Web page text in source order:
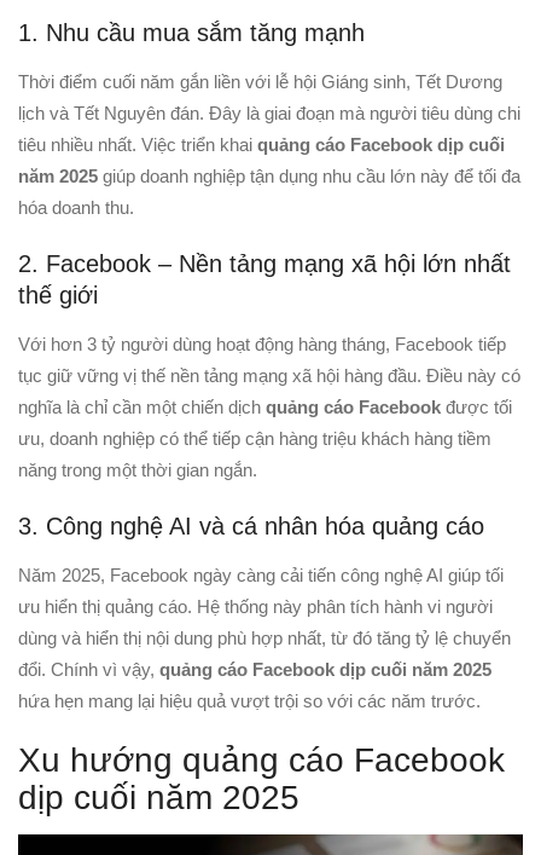
1. Nhu cầu mua sắm tăng mạnh
Thời điểm cuối năm gắn liền với lễ hội Giáng sinh, Tết Dương
lịch và Tết Nguyên đán. Đây là giai đoạn mà người tiêu dùng chi
tiêu nhiều nhất. Việc triển khai quảng cáo Facebook dịp cuối
năm 2025 giúp doanh nghiệp tận dụng nhu cầu lớn này để tối đa
hóa doanh thu.
2. Facebook – Nền tảng mạng xã hội lớn nhất
thế giới
Với hơn 3 tỷ người dùng hoạt động hàng tháng, Facebook tiếp
tục giữ vững vị thế nền tảng mạng xã hội hàng đầu. Điều này có
nghĩa là chỉ cần một chiến dịch quảng cáo Facebook được tối
ưu, doanh nghiệp có thể tiếp cận hàng triệu khách hàng tiềm
năng trong một thời gian ngắn.
3. Công nghệ AI và cá nhân hóa quảng cáo
Năm 2025, Facebook ngày càng cải tiến công nghệ AI giúp tối
ưu hiển thị quảng cáo. Hệ thống này phân tích hành vi người
dùng và hiển thị nội dung phù hợp nhất, từ đó tăng tỷ lệ chuyển
đổi. Chính vì vậy, quảng cáo Facebook dịp cuối năm 2025
hứa hẹn mang lại hiệu quả vượt trội so với các năm trước.
Xu hướng quảng cáo Facebook
dịp cuối năm 2025